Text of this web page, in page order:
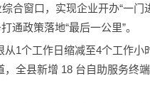
合窗口，实现企业开办“一
通政策落地“最后一公里”。
1个工作日缩减至4个工作小
全县新增 18 台自助服务终